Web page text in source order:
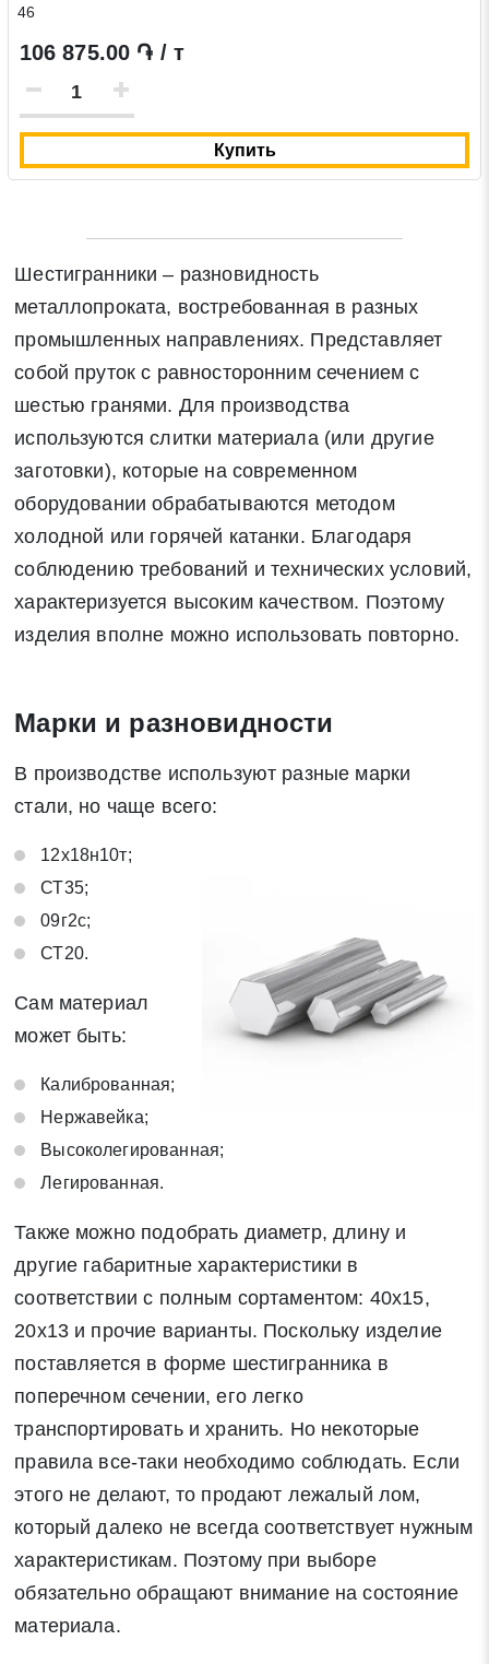
46
106 875.00 ֏ / т
Купить
Шестигранники – разновидность
металлопроката, востребованная в разных
промышленных направлениях. Представляет
собой пруток с равносторонним сечением с
шестью гранями. Для производства
используются слитки материала (или другие
заготовки), которые на современном
оборудовании обрабатываются методом
холодной или горячей катанки. Благодаря
соблюдению требований и технических условий,
характеризуется высоким качеством. Поэтому
изделия вполне можно использовать повторно.
Марки и разновидности
В производстве используют разные марки
стали, но чаще всего:
12х18н10т;
СТ35;
09г2с;
СТ20.
Сам материал
может быть:
Калиброванная;
Нержавейка;
Высоколегированная;
Легированная.
Также можно подобрать диаметр, длину и
другие габаритные характеристики в
соответствии с полным сортаментом: 40х15,
20х13 и прочие варианты. Поскольку изделие
поставляется в форме шестигранника в
поперечном сечении, его легко
транспортировать и хранить. Но некоторые
правила все-таки необходимо соблюдать. Если
этого не делают, то продают лежалый лом,
который далеко не всегда соответствует нужным
характеристикам. Поэтому при выборе
обязательно обращают внимание на состояние
материала.